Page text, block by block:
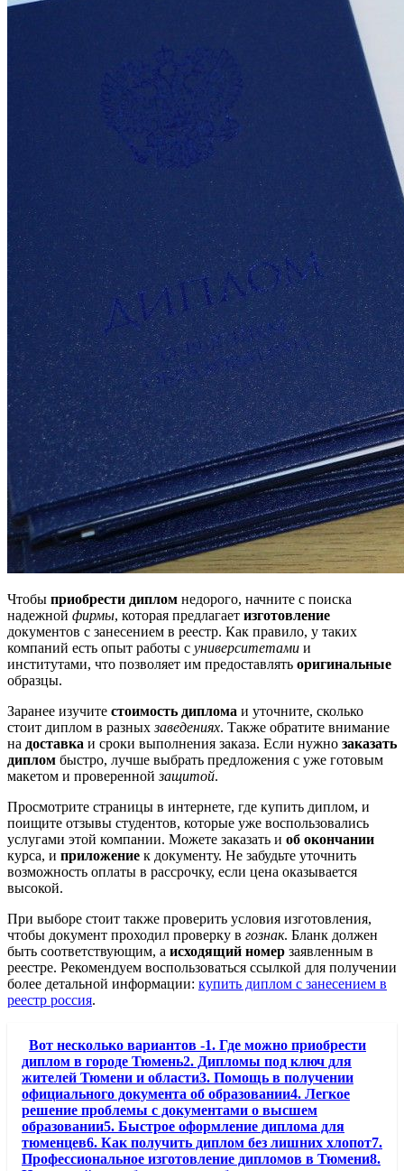
Чтобы приобрести диплом недорого, начните с поиска
надежной фирмы, которая предлагает изготовление
документов с занесением в реестр. Как правило, у таких
компаний есть опыт работы с университетами и
институтами, что позволяет им предоставлять оригинальные
образцы.
Заранее изучите стоимость диплома и уточните, сколько
стоит диплом в разныхзаведениях. Также обратите внимание
на доставка и сроки выполнения заказа. Если нужно заказать
диплом быстро, лучше выбрать предложения с уже готовым
макетом и провереннойзащитой.
Просмотрите страницы в интернете, где купить диплом, и
поищите отзывы студентов, которые уже воспользовались
услугами этой компании. Можете заказать и об окончании
курса, и приложение к документу. Не забудьте уточнить
возможность оплаты в рассрочку, если цена оказывается
высокой.
При выборе стоит также проверить условия изготовления,
чтобы документ проходил проверку в гознак. Бланк должен
быть соответствующим, а исходящий номер заявленным в
реестре. Рекомендуем воспользоваться ссылкой для получении
более детальной информации: купить диплом с занесением в
реестр россия.
Вот несколько вариантов -1. Где можно приобрести
диплом в городе Тюмень2. Дипломы под ключ для
жителей Тюмени и области3. Помощь в получении
официального документа об образовании4. Легкое
решение проблемы с документами о высшем
образовании5. Быстрое оформление диплома для
тюменцев6. Как получить диплом без лишних хлопот7.
Профессиональное изготовление дипломов в Тюмени8.